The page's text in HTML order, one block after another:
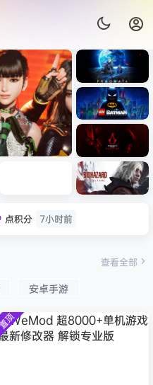
即玩
《识质存
在/PRAG
MATA》
免安装中
文版
《乐高蝙
蝠侠：黑
暗骑士之
Dark
Creed
拟机
n Desert
HYPERVI
SOR）免
安装中文
版
9：安魂
Requiem
）免安装
中文版
点积分
7小时前
11小时前
站
8月5日
点积分 8月5日
站
安卓手游
查看全部
顶